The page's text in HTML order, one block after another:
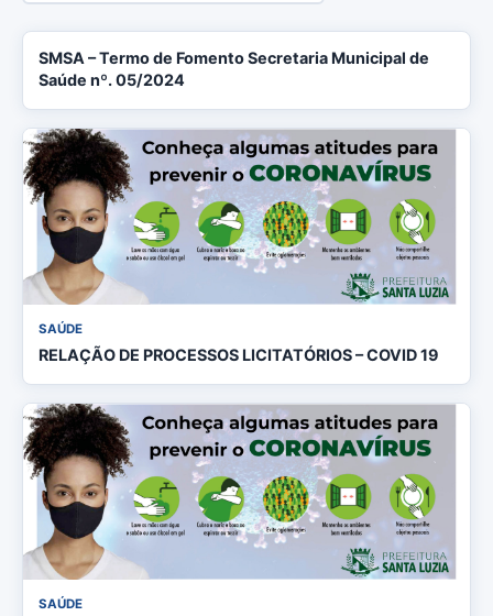
SMSA – Termo de Fomento Secretaria Municipal de
Saúde nº. 05/2024
SAÚDE
RELAÇÃO DE PROCESSOS LICITATÓRIOS – COVID 19
SAÚDE